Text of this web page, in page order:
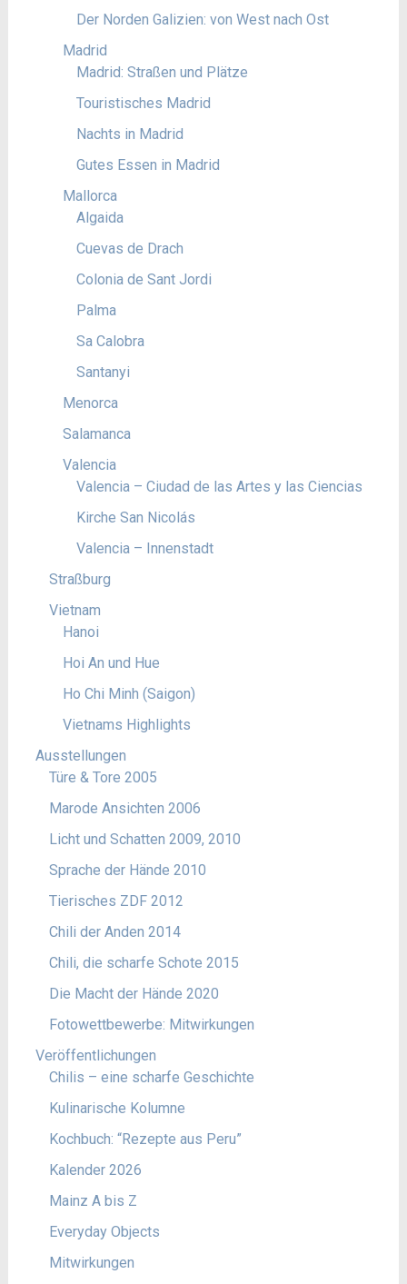
Der Norden Galizien: von West nach Ost
Madrid
Madrid: Straßen und Plätze
Touristisches Madrid
Nachts in Madrid
Gutes Essen in Madrid
Mallorca
Algaida
Cuevas de Drach
Colonia de Sant Jordi
Palma
Sa Calobra
Santanyi
Menorca
Salamanca
Valencia
Valencia – Ciudad de las Artes y las Ciencias
Kirche San Nicolás
Valencia – Innenstadt
Straßburg
Vietnam
Hanoi
Hoi An und Hue
Ho Chi Minh (Saigon)
Vietnams Highlights
Ausstellungen
Türe & Tore 2005
Marode Ansichten 2006
Licht und Schatten 2009, 2010
Sprache der Hände 2010
Tierisches ZDF 2012
Chili der Anden 2014
Chili, die scharfe Schote 2015
Die Macht der Hände 2020
Fotowettbewerbe: Mitwirkungen
Veröffentlichungen
Chilis – eine scharfe Geschichte
Kulinarische Kolumne
Kochbuch: “Rezepte aus Peru”
Kalender 2026
Mainz A bis Z
Everyday Objects
Mitwirkungen